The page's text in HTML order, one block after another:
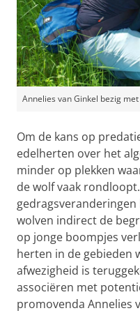
Annelies van Ginkel bezig
Om de kans op
edelherten over het
minder op plekken
de wolf vaak
wolven indirect de
op jonge boompjes
herten in de gebieden
afwezigheid is
associëren met
promovenda Annelies